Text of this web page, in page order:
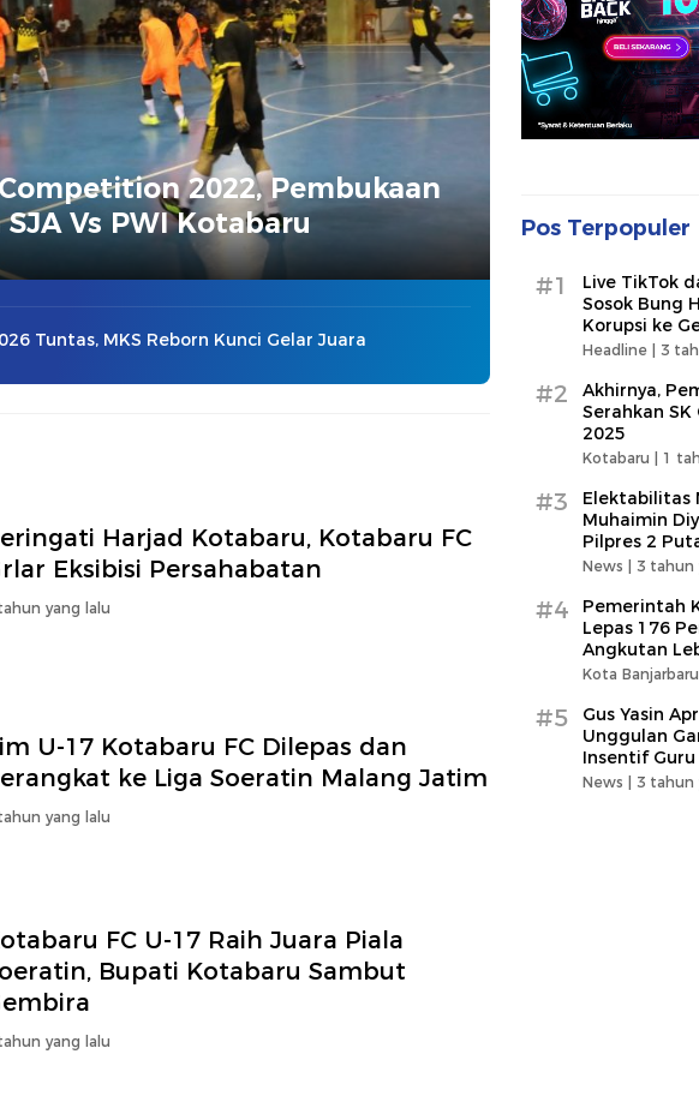
2022, Pembukaan
Vs PWI Kotabaru
Tuntas, MKS Reborn Kunci Gelar Juara
Harjad Kotabaru, Kotabaru FC
Eksibisi Persahabatan
yang lalu
U-17 Kotabaru FC Dilepas dan
ke Liga Soeratin Malang Jatim
yang lalu
FC U-17 Raih Juara Piala
Bupati Kotabaru Sambut
yang lalu
Pos Terpopuler
#1
Live TikTok
Sosok Bung
Korupsi ke
Headline | 3
#2
Akhirnya,
Serahkan SK
2025
Kotabaru | 1
#3
Elektabilitas
Muhaimin
Pilpres 2
News | 3 tahun
#4
Pemerintah
Lepas 176
Angkutan
Kota Banjarbaru
#5
Gus Yasin
Unggulan
Insentif
News | 3 tahun